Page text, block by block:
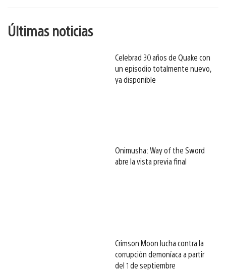
Últimas noticias
Celebrad 30 años de Quake con
un episodio totalmente nuevo,
ya disponible
Onimusha: Way of the Sword
abre la vista previa final
Crimson Moon lucha contra la
corrupción demoníaca a partir
del 1 de septiembre